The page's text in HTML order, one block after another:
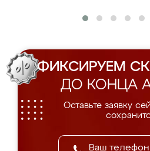
ФИКСИРУЕМ
ДО КОНЦА
Оставьте заявку